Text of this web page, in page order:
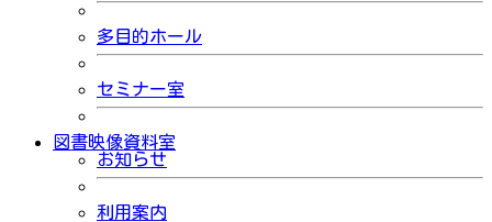
多目的ホール
セミナー室
図書映像資料室
お知らせ
利用案内